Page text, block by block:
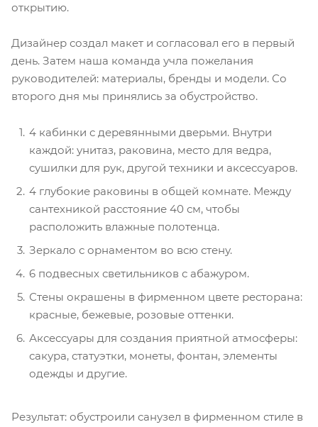
открытию.
Дизайнер создал макет и согласовал его в первый
день. Затем наша команда учла пожелания
руководителей: материалы, бренды и модели. Со
второго дня мы принялись за обустройство.
4 кабинки с деревянными дверьми. Внутри
каждой: унитаз, раковина, место для ведра,
сушилки для рук, другой техники и аксессуаров.
4 глубокие раковины в общей комнате. Между
сантехникой расстояние 40 см, чтобы
расположить влажные полотенца.
Зеркало с орнаментом во всю стену.
6 подвесных светильников с абажуром.
Стены окрашены в фирменном цвете ресторана:
красные, бежевые, розовые оттенки.
Аксессуары для создания приятной атмосферы:
сакура, статуэтки, монеты, фонтан, элементы
одежды и другие.
Результат: обустроили санузел в фирменном стиле в